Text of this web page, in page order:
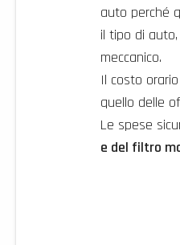
auto perché
il tipo di
meccanico.
Il costo
quello delle
Le spese
e del filtro